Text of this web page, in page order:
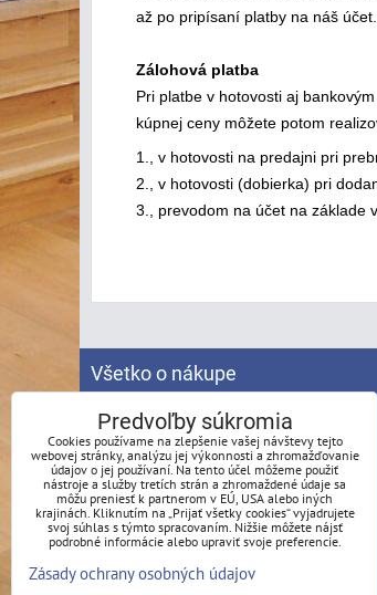
až po pripísaní platby na náš účet.
Zálohová platba
Pri platbe v hotovosti aj
kúpnej ceny môžete potom
1., v hotovosti na predajni pri
2., v hotovosti (dobierka) pri
3., prevodom na účet na základe
Všetko o nákupe
Spracovanie osobných údajov
Obchodné podmienky
Reklamačný poriadok
Možnosti platby
Možnosti dopravy
Produkty na mieru - podmienky
Montáž
Predvoľby súkromia
Cookies používame na zlepšenie vašej návštevy tejto
webovej stránky, analýzu jej výkonnosti a zhromažďovanie
údajov o jej používaní. Na tento účel môžeme použiť
nástroje a služby tretích strán a zhromaždené údaje sa
môžu preniesť k partnerom v EÚ, USA alebo iných
krajinách. Kliknutím na „Prijať všetky cookies“ vyjadrujete
svoj súhlas s týmto spracovaním. Nižšie môžete nájsť
podrobné informácie alebo upraviť svoje preferencie.
Zásady ochrany osobných údajov